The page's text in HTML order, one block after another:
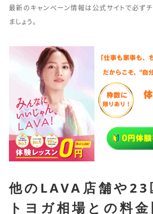
最新のキャンペーン情報は公式サイトで必ずチ
ましょう。
他のLAVA店舗や23
トヨガ相場との料金